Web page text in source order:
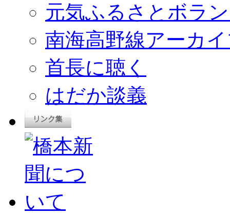
元気ふるさとボラ
南海高野線アーカ
首長に聴く
はだか談義